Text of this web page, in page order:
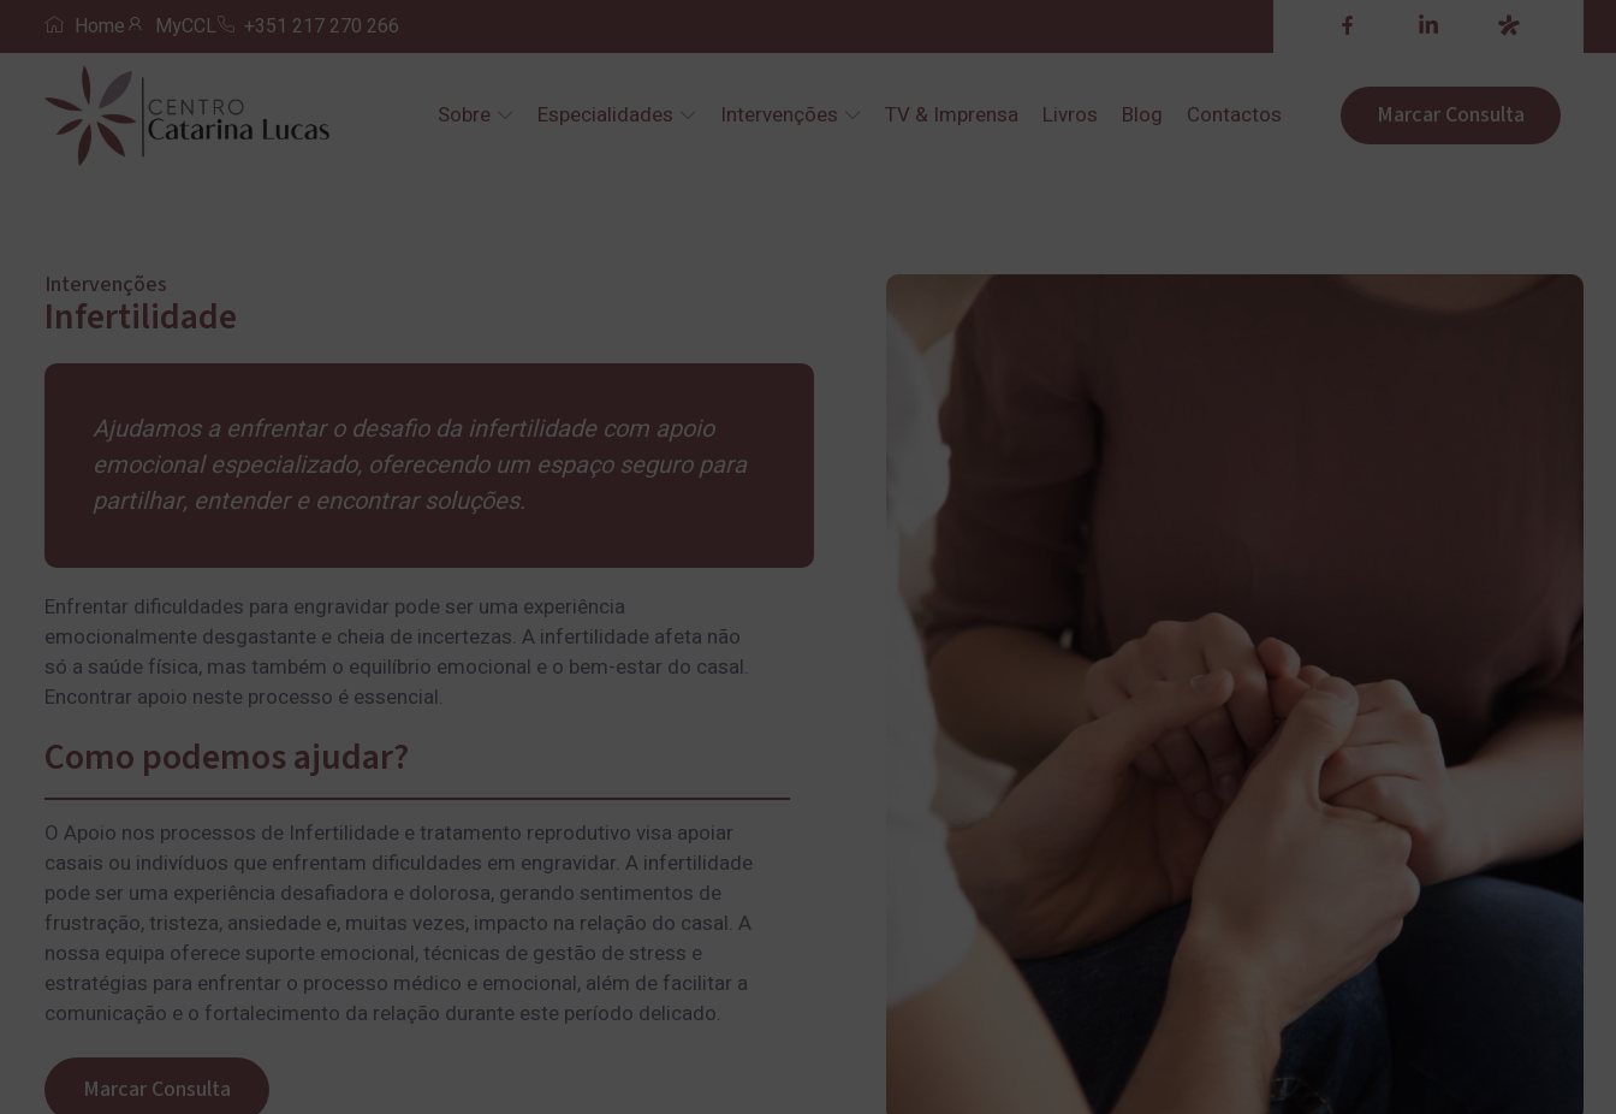
Home MyCCL +351 217 270 266
Sobre Especialidades Intervenções TV & Imprensa Livros Blog Contactos Marcar Consulta
Intervenções
Infertilidade
Ajudamos a enfrentar o desafio da infertilidade com apoio
emocional especializado, oferecendo um espaço seguro para
partilhar, entender e encontrar soluções.
Enfrentar dificuldades para engravidar pode ser uma experiência
emocionalmente desgastante e cheia de incertezas. A infertilidade afeta não
só a saúde física, mas também o equilíbrio emocional e o bem-estar do casal.
Encontrar apoio neste processo é essencial.
Como podemos ajudar?
O Apoio nos processos de Infertilidade e tratamento reprodutivo visa apoiar
casais ou indivíduos que enfrentam dificuldades em engravidar. A infertilidade
pode ser uma experiência desafiadora e dolorosa, gerando sentimentos de
frustração, tristeza, ansiedade e, muitas vezes, impacto na relação do casal. A
nossa equipa oferece suporte emocional, técnicas de gestão de stress e
estratégias para enfrentar o processo médico e emocional, além de facilitar a
comunicação e o fortalecimento da relação durante este período delicado.
Marcar Consulta